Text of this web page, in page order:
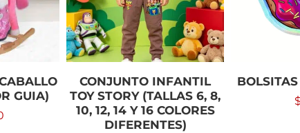
GUIA)
CONJUNTO INFANTIL
TOY STORY (TALLAS 6, 8,
10, 12, 14 Y 16 COLORES
DIFERENTES)